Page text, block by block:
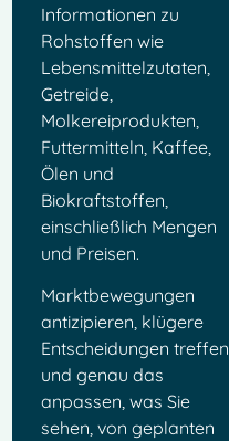
Informationen zu
Rohstoffen wie
Lebensmittelzutaten,
Getreide,
Molkereiprodukten,
Futtermitteln, Kaffee,
Ölen und
Biokraftstoffen,
einschließlich Mengen
und Preisen.
Marktbewegungen
antizipieren, klügere
Entscheidungen treffen
und genau das
anpassen, was Sie
sehen, von geplanten